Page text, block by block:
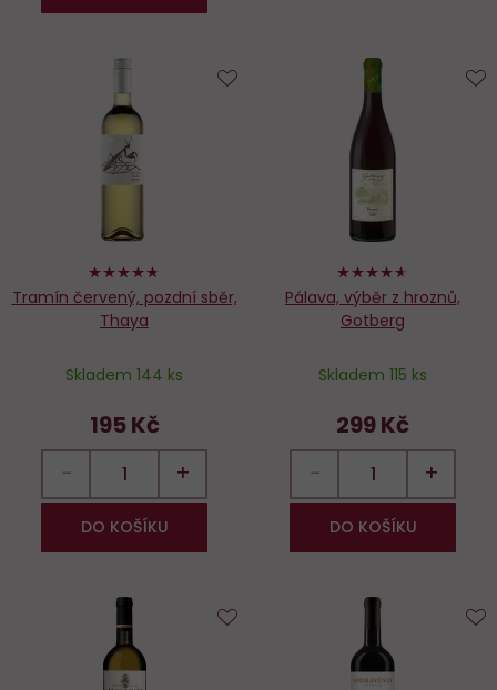
94%
Tramín červený, pozdní sběr,
Thaya
Skladem 144 ks
195 Kč
− +
DO KOŠÍKU
92%
Pálava, výběr z hroznů,
Gotberg
Skladem 115 ks
299 Kč
− +
DO KOŠÍKU